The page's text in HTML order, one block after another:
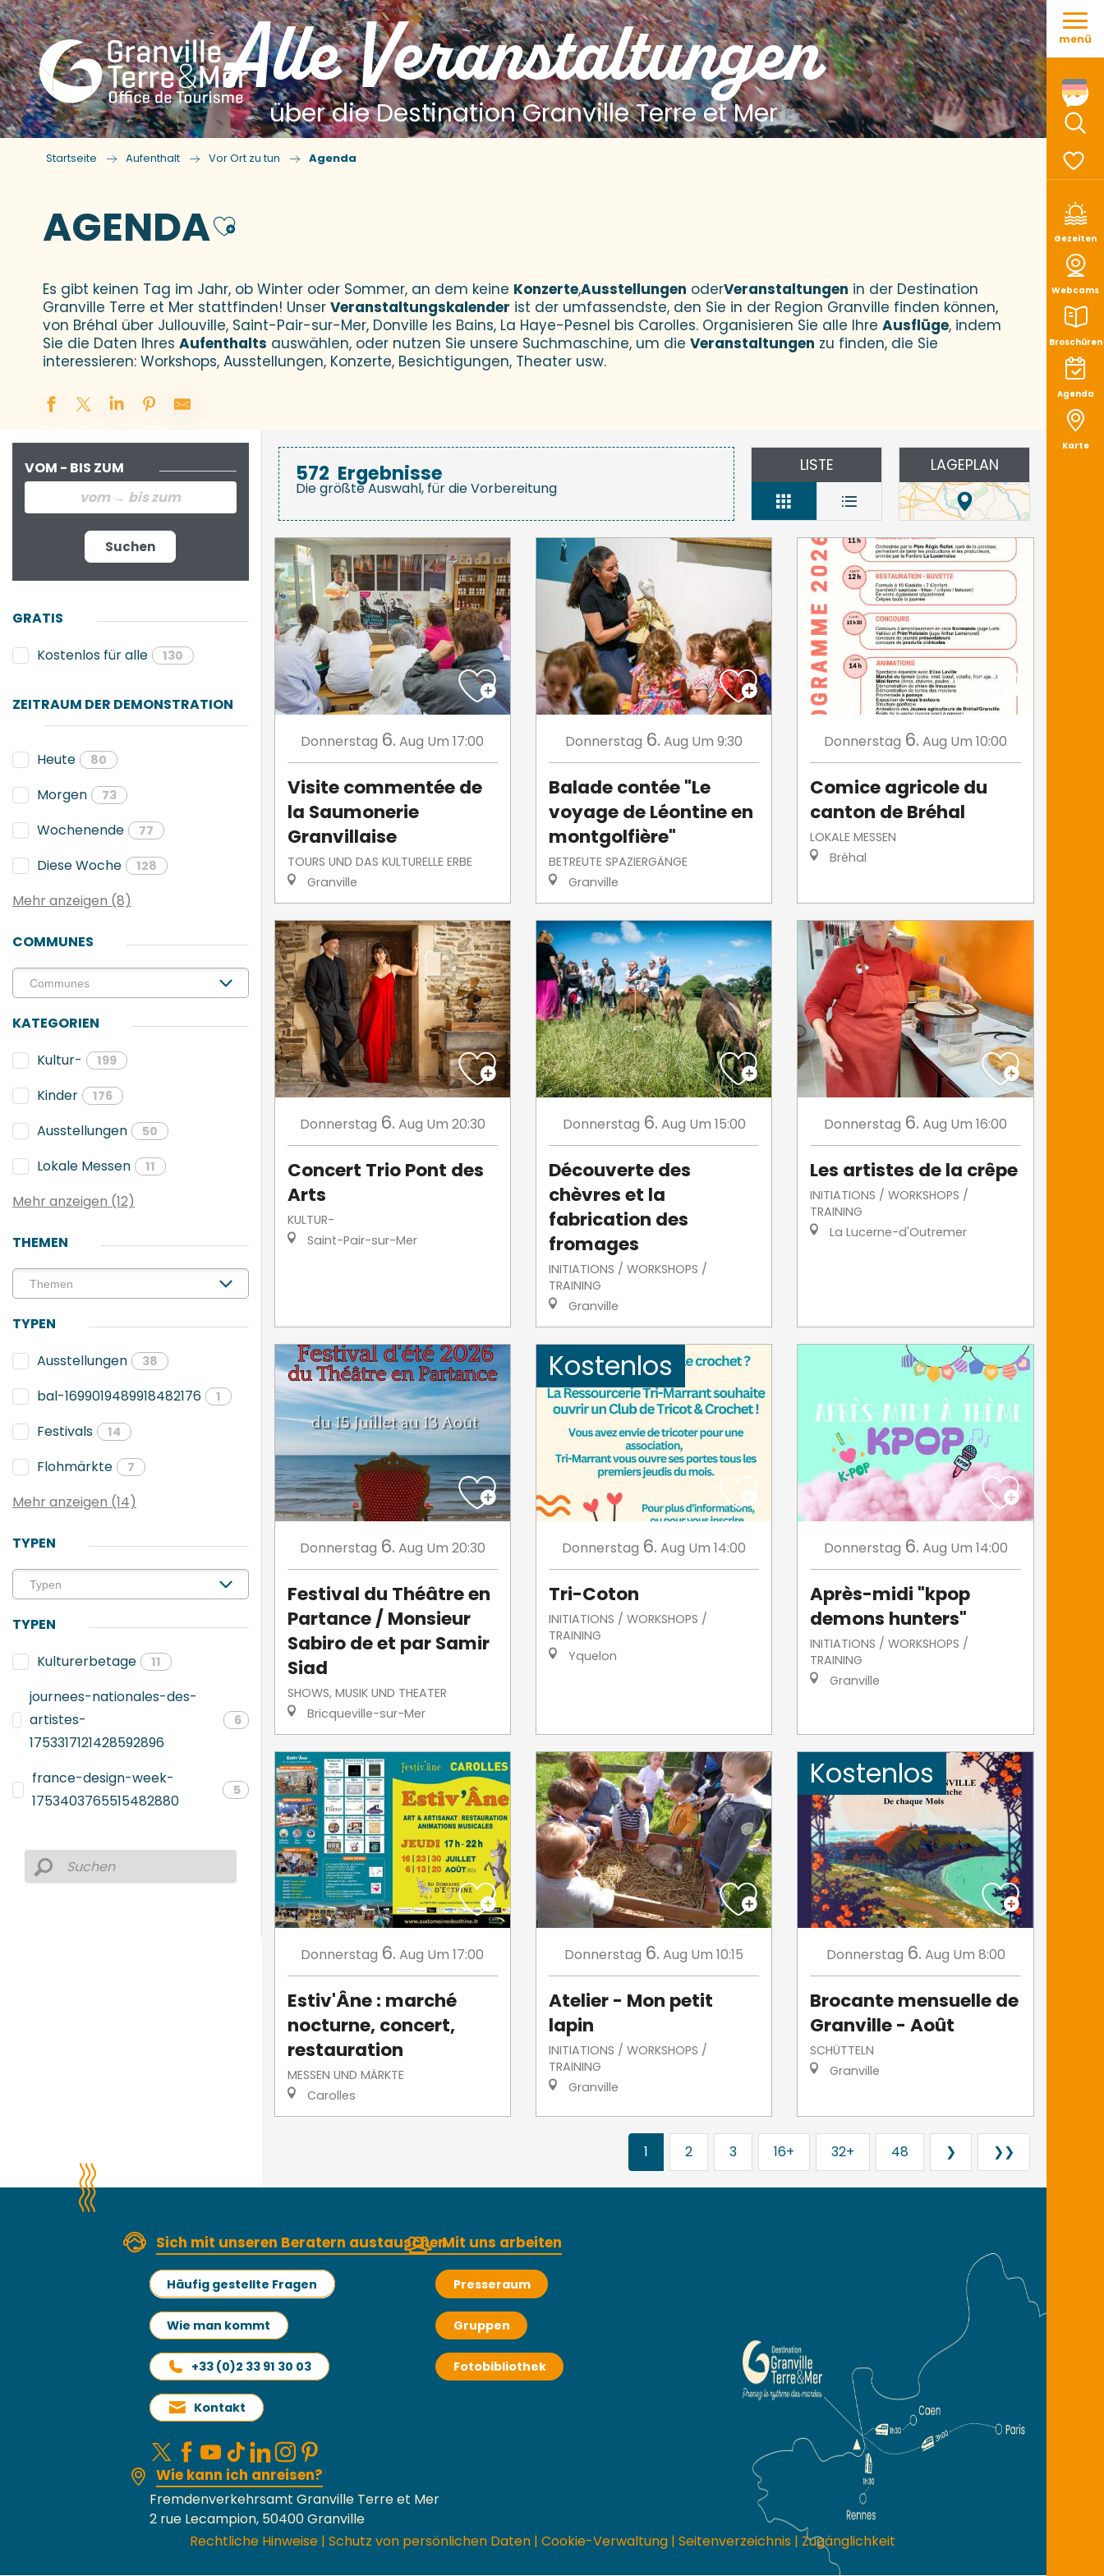
Aller
contenu
Gezeiten
Webcams
Broschüren
Agenda
Karte
menü
Alle Veranstaltungen
über die Destination Granville Terre et Mer
Startseite Aufenthalt Vor Ort zu tun Agenda
AGENDAAjouter aux favoris
Es gibt keinen Tag im Jahr, ob Winter oder Sommer, an dem keine Konzerte,Ausstellungen oderVeranstaltungen in der Destination
Granville Terre et Mer stattfinden! Unser Veranstaltungskalender ist der umfassendste, den Sie in der Region Granville finden können,
von Bréhal über Jullouville, Saint-Pair-sur-Mer, Donville les Bains, La Haye-Pesnel bis Carolles. Organisieren Sie alle Ihre Ausflüge, indem
Sie die Daten Ihres Aufenthalts auswählen, oder nutzen Sie unsere Suchmaschine, um die Veranstaltungen zu finden, die Sie
interessieren: Workshops, Ausstellungen, Konzerte, Besichtigungen, Theater usw.
VOM - BIS ZUM
Suchen
GRATIS
Kostenlos für alle
130
ZEITRAUM DER DEMONSTRATION
Heute 80
Morgen 73
Wochenende 77
Diese Woche 128
Mehr anzeigen (8)
COMMUNES
KATEGORIEN
Kultur-
199
Kinder 176
Ausstellungen 50
Lokale Messen 11
Mehr anzeigen (12)
THEMEN
TYPEN
Ausstellungen
38
bal-1699019489918482176 1
Festivals 14
Flohmärkte 7
Mehr anzeigen (14)
TYPEN
TYPEN
Kulturerbetage
11
journees-nationales-des-
artistes-
1753317121428592896
6
france-design-week-
1753403765515482880
5
572 Ergebnisse
Die größte Auswahl, für die Vorbereitung
LISTE LAGEPLAN
Donnerstag 6. Aug Um 17:00
Visite commentée de
la Saumonerie
Granvillaise
TOURS UND DAS KULTURELLE ERBE
Granville
Donnerstag 6. Aug Um 9:30
Balade contée "Le
voyage de Léontine en
montgolfière"
BETREUTE SPAZIERGÄNGE
Granville
Donnerstag 6. Aug Um 10:00
Comice agricole du
canton de Bréhal
LOKALE MESSEN
Bréhal
Donnerstag 6. Aug Um 20:30
Concert Trio Pont des
Arts
KULTUR-
Saint-Pair-sur-Mer
Donnerstag 6. Aug Um 15:00
Découverte des
chèvres et la
fabrication des
fromages
INITIATIONS / WORKSHOPS /
TRAINING
Granville
Donnerstag 6. Aug Um 16:00
Les artistes de la crêpe
INITIATIONS / WORKSHOPS /
TRAINING
La Lucerne-d'Outremer
Donnerstag 6. Aug Um 20:30
Festival du Théâtre en
Partance / Monsieur
Sabiro de et par Samir
Siad
SHOWS, MUSIK UND THEATER
Bricqueville-sur-Mer
Kostenlos
Donnerstag 6. Aug Um 14:00
Tri-Coton
INITIATIONS / WORKSHOPS /
TRAINING
Yquelon
Donnerstag 6. Aug Um 14:00
Après-midi "kpop
demons hunters"
INITIATIONS / WORKSHOPS /
TRAINING
Granville
Donnerstag 6. Aug Um 17:00
Estiv'Âne : marché
nocturne, concert,
restauration
MESSEN UND MÄRKTE
Carolles
Donnerstag 6. Aug Um 10:15
Atelier - Mon petit
lapin
INITIATIONS / WORKSHOPS /
TRAINING
Granville
Kostenlos
Donnerstag 6. Aug Um 8:00
Brocante mensuelle de
Granville - Août
SCHÜTTELN
Granville
1 2 3 16+ 32+ 48 ❯ ❯❯
Sich mit unseren Beratern austauschen
Häufig gestellte Fragen
Wie man kommt
+33 (0)2 33 91 30 03
Kontakt
Mit uns arbeiten
Presseraum
Gruppen
Fotobibliothek
Wie kann ich anreisen?
Fremdenverkehrsamt Granville Terre et Mer
2 rue Lecampion, 50400 Granville
Rechtliche Hinweise | Schutz von persönlichen Daten | Cookie-Verwaltung | Seitenverzeichnis | Zugänglichkeit